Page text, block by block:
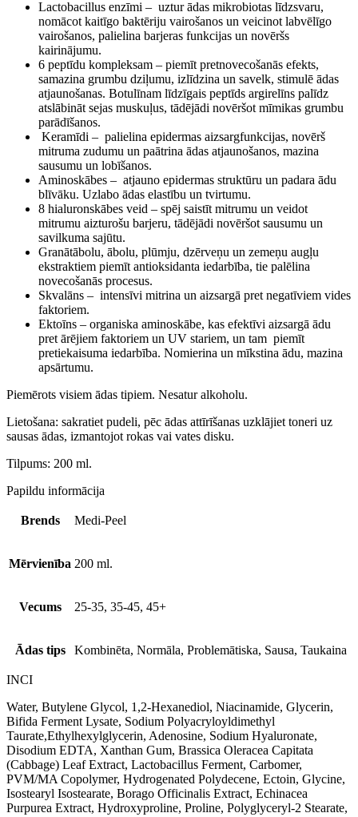
Lactobacillus enzīmi – uztur ādas mikrobiotas līdzsvaru,
nomācot kaitīgo baktēriju vairošanos un veicinot labvēlīgo
vairošanos, palielina barjeras funkcijas un novēršs
kairinājumu.
6 peptīdu kompleksam – piemīt pretnovecošanās efekts,
samazina grumbu dziļumu, izlīdzina un savelk, stimulē ādas
atjaunošanas. Botulīnam līdzīgais peptīds argirelīns palīdz
atslābināt sejas muskuļus, tādējādi novēršot mīmikas grumbu
parādīšanos.
Keramīdi – palielina epidermas aizsargfunkcijas, novērš
mitruma zudumu un paātrina ādas atjaunošanos, mazina
sausumu un lobīšanos.
Aminoskābes – atjauno epidermas struktūru un padara ādu
blīvāku. Uzlabo ādas elastību un tvirtumu.
8 hialuronskābes veid – spēj saistīt mitrumu un veidot
mitrumu aizturošu barjeru, tādējādi novēršot sausumu un
savilkuma sajūtu.
Granātābolu, ābolu, plūmju, dzērveņu un zemeņu augļu
ekstraktiem piemīt antioksidanta iedarbība, tie palēlina
novecošanās procesus.
Skvalāns – intensīvi mitrina un aizsargā pret negatīviem vides
faktoriem.
Ektoīns – organiska aminoskābe, kas efektīvi aizsargā ādu
pret ārējiem faktoriem un UV stariem, un tam piemīt
pretiekaisuma iedarbība. Nomierina un mīkstina ādu, mazina
apsārtumu.
Piemērots visiem ādas tipiem. Nesatur alkoholu.
Lietošana: sakratiet pudeli, pēc ādas attīrīšanas uzklājiet toneri uz
sausas ādas, izmantojot rokas vai vates disku.
Tilpums: 200 ml.
Papildu informācija
Brends Medi-Peel
Mērvienība 200 ml.
Vecums 25-35, 35-45, 45+
Ādas tips Kombinēta, Normāla, Problemātiska, Sausa, Taukaina
INCI
Water, Butylene Glycol, 1,2-Hexanediol, Niacinamide, Glycerin,
Bifida Ferment Lysate, Sodium Polyacryloyldimethyl
Taurate,Ethylhexylglycerin, Adenosine, Sodium Hyaluronate,
Disodium EDTA, Xanthan Gum, Brassica Oleracea Capitata
(Cabbage) Leaf Extract, Lactobacillus Ferment, Carbomer,
PVM/MA Copolymer, Hydrogenated Polydecene, Ectoin, Glycine,
Isostearyl Isostearate, Borago Officinalis Extract, Echinacea
Purpurea Extract, Hydroxyproline, Proline, Polyglyceryl-2 Stearate,